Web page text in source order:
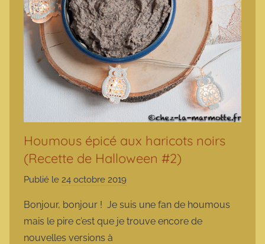
Houmous épicé aux haricots noirs
(Recette de Halloween #2)
Publié le 24 octobre 2019
r
m
Bonjour, bonjour ! Je suis une fan de houmous
mais le pire c’est que je trouve encore de
nouvelles versions à